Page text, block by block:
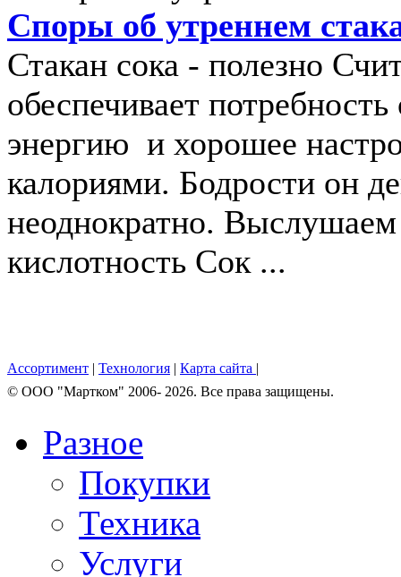
Споры об утреннем
Стакан сока - полезно
обеспечивает
энергию и хорошее
калориями. Бодрости он
неоднократно.
кислотность Сок ...
Ассортимент | Технология | Карта сайта |
© OOO "Мартком" 2006- 2026. Все права защищены.
Разное
Покупки
Техника
Услуги